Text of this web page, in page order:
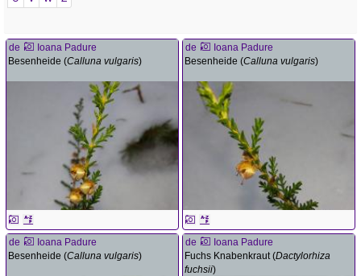
de
Ioana Padure
Besenheide (Calluna vulgaris)
de
Ioana Padure
Besenheide (Calluna vulgaris)
de
Ioana Padure
Besenheide (Calluna vulgaris)
de
Ioana Padure
Fuchs Knabenkraut (Dactylorhiza
fuchsii)